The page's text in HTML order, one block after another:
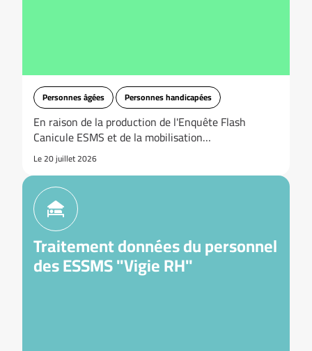
Personnes âgées Personnes handicapées
En raison de la production de l'Enquête Flash
Canicule ESMS et de la mobilisation…
Le 20 juillet 2026
Traitement données du personnel
des ESSMS "Vigie RH"